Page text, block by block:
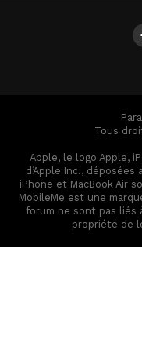
Tous
Apple, le logo Apple,
d’Apple Inc.,
iPhone et MacBook Air
MobileMe est une
forum ne sont pas liés
propriété de